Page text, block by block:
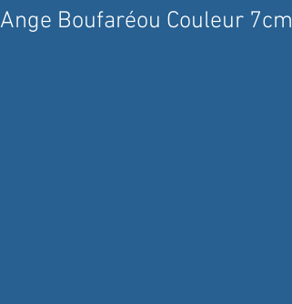
Ange Boufaréou Couleur 7cm